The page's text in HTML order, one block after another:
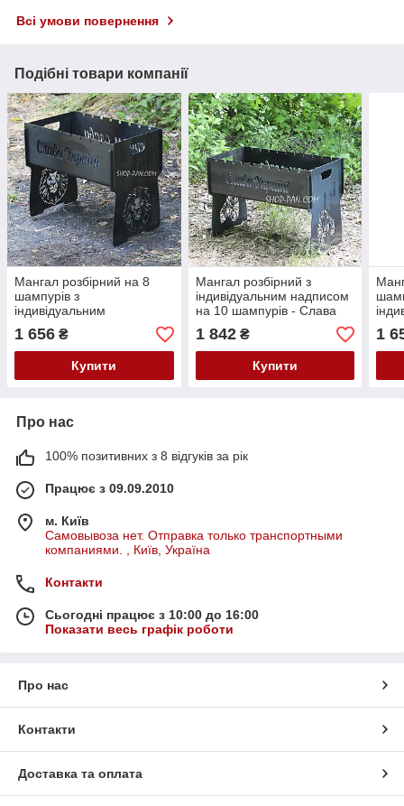
Всі умови повернення
Подібні товари компанії
Мангал розбірний на 8
шампурів з
індивідуальним
гравіюванням - Слава
Україні
1 656 ₴
Купити
Мангал розбірний з
індивідуальним надписом
на 10 шампурів - Слава
Україні! - Героям Слава!
1 842₴
Купити
1
Про нас
100% позитивних з 8 відгуків за рік
Працює з 09.09.2010
м. Київ
Самовывоза нет. Отправка только транспортными
компаниями. , Київ, Україна
Контакти
Сьогодні працює з 10:00 до 16:00
Показати весь графік роботи
Про нас
Контакти
Доставка та оплата